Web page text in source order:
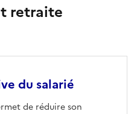
retraite
du salarié
de réduire son